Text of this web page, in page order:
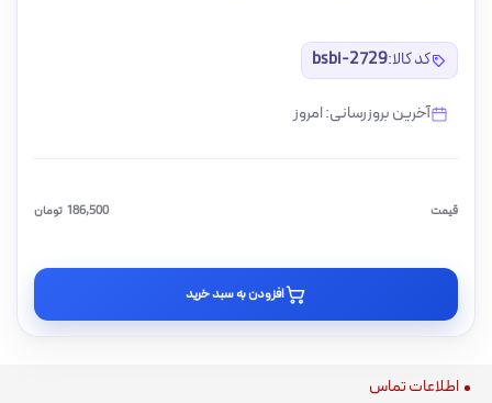
کد کالا:bsbi-2729
آخرین بروزرسانی: امروز
قیمت تومان 186,500
افزودن به سبد خرید
اطلاعات تماس